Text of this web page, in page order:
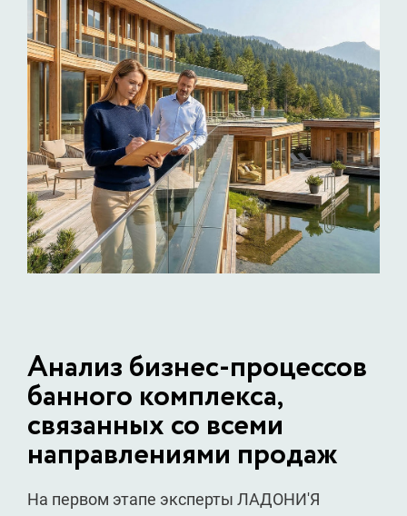
Анализ бизнес-процессов
банного комплекса,
связанных со всеми
направлениями продаж
На первом этапе эксперты ЛАДОНИ'Я